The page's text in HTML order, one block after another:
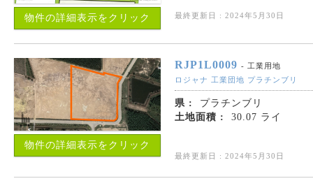
物件の詳細表示をクリック 最終更新日 : 2024年5月30日
物件の詳細表示をクリック
RJP1L0009 - 工業用地
ロジャナ 工業団地 プラチンブリ
県 :
プラチンブリ
土地面積 :
30.07 ライ
最終更新日 : 2024年5月30日